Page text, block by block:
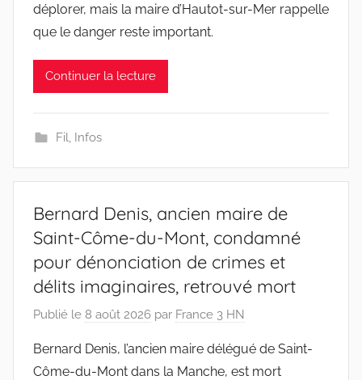
déplorer, mais la maire d’Hautot-sur-Mer rappelle
que le danger reste important.
Continuer la lecture
Fil Infos
Bernard Denis, ancien maire de
Saint-Côme-du-Mont, condamné
pour dénonciation de crimes et
délits imaginaires, retrouvé mort
Publié le 8 août 2026 par France 3 HN
Bernard Denis, l’ancien maire délégué de Saint-
Côme-du-Mont dans la Manche, est mort